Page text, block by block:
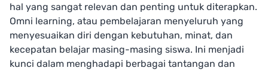
hal yang sangat relevan dan penting untuk diterapkan.
Omni learning, atau pembelajaran menyeluruh yang
menyesuaikan diri dengan kebutuhan, minat, dan
kecepatan belajar masing-masing siswa. Ini menjadi
kunci dalam menghadapi berbagai tantangan dan